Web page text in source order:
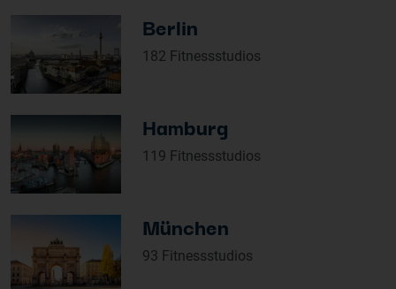
Berlin
182 Fitnessstudios
Hamburg
119 Fitnessstudios
München
93 Fitnessstudios